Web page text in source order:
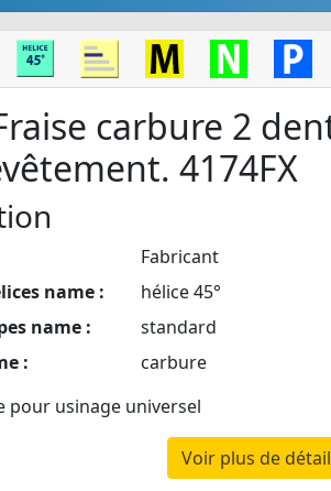
carbure 2
4174FX
Fabricant
name :
hélice 45°
name :
standard
:
carbure
pour usinage universel
Voir plus de